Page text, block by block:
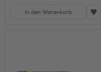
In den Warenkorb